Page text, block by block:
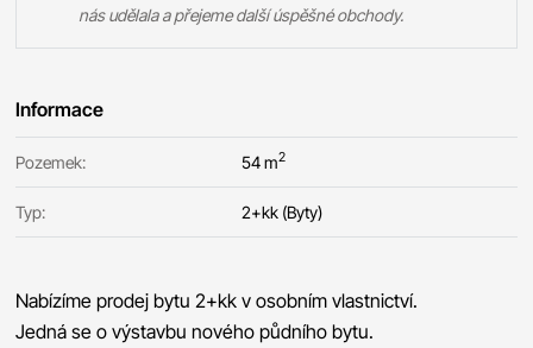
nás udělala a přejeme další úspěšné obchody.
Informace
Pozemek: 54 m2
Typ: 2+kk (Byty)
Nabízíme prodej bytu 2+kk v osobním vlastnictví.
Jedná se o výstavbu nového půdního bytu.